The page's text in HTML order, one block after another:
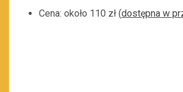
Cena: około 110 zł (dostępna w